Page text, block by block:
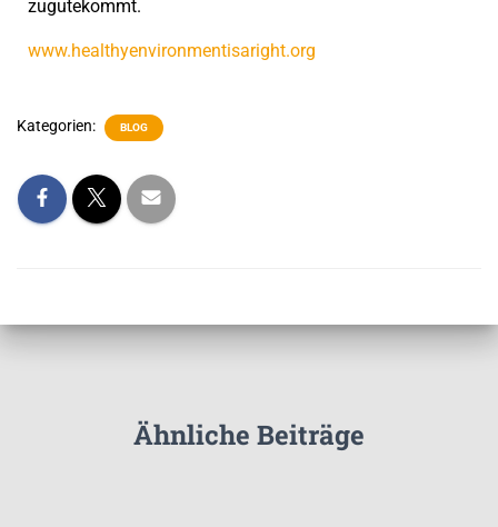
zugutekommt.
www.healthyenvironmentisaright.org
Kategorien: BLOG
Ähnliche Beiträge